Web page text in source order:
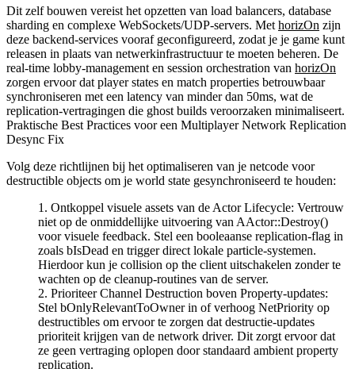
Dit zelf bouwen vereist het opzetten van load balancers, database
sharding en complexe WebSockets/UDP-servers. MethorizOn zijn
deze backend-services vooraf geconfigureerd, zodat je je game kunt
releasen in plaats van netwerkinfrastructuur te moeten beheren. De
real-time lobby-management en session orchestration van horizOn
zorgen ervoor dat player states en match properties betrouwbaar
synchroniseren met een latency van minder dan 50ms, wat de
replication-vertragingen die ghost builds veroorzaken minimaliseert.
Praktische Best Practices voor een Multiplayer Network Replication
Desync Fix
Volg deze richtlijnen bij het optimaliseren van je netcode voor
destructible objects om je world state gesynchroniseerd te houden:
Ontkoppel visuele assets van de Actor Lifecycle: Vertrouw
niet op de onmiddellijke uitvoering vanAActor::Destroy()
voor visuele feedback. Stel een booleaanse replication-flag in
zoals bIsDead en trigger direct lokale particle-systemen.
Hierdoor kun je collision op the client uitschakelen zonder te
wachten op de cleanup-routines van de server.
Prioriteer Channel Destruction boven Property-updates:
Stel bOnlyRelevantToOwnerin of verhoog NetPriority op
destructibles om ervoor te zorgen dat destructie-updates
prioriteit krijgen van de network driver. Dit zorgt ervoor dat
ze geen vertraging oplopen door standaard ambient property
replication.